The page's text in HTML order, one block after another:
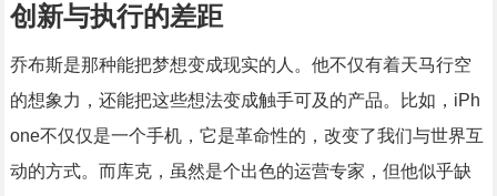
创新与执行的差距
乔布斯是那种能把梦想变成现实的人。他不仅有着天马行空
的想象力，还能把这些想法变成触手可及的产品。比如，iPh
one不仅仅是一个手机，它是革命性的，改变了我们与世界互
动的方式。而库克，虽然是个出色的运营专家，但他似乎缺